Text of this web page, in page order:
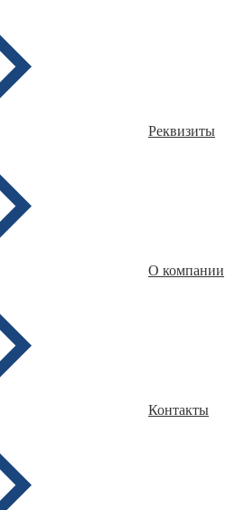
Реквизиты
О компании
Контакты